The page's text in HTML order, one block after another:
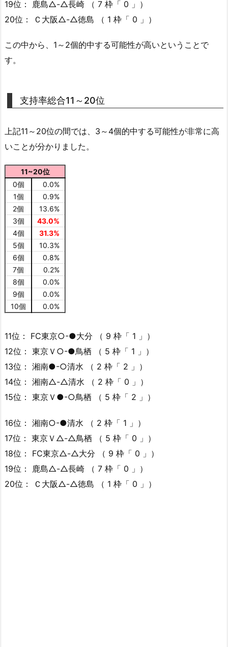
19位： 鹿島△-△長崎 （ 7 枠「 0 」）
20位： Ｃ大阪△-△徳島 （ 1 枠「 0 」）
この中から、1～2個的中する可能性が高いということで
す。
支持率総合11～20位
上記11～20位の間では、3～4個的中する可能性が非常に高
いことが分かりました。
11~20位
0個
0.0%
1個
0.9%
2個
13.6%
3個
43.0%
4個
31.3%
5個
10.3%
6個
0.8%
7個
0.2%
8個
0.0%
9個
0.0%
10個
0.0%
11位： FC東京○-●大分 （ 9 枠「 1 」）
12位： 東京Ｖ○-●鳥栖 （ 5 枠「 1 」）
13位： 湘南●-○清水 （ 2 枠「 2 」）
14位： 湘南△-△清水 （ 2 枠「 0 」）
15位： 東京Ｖ●-○鳥栖 （ 5 枠「 2 」）
16位： 湘南○-●清水 （ 2 枠「 1 」）
17位： 東京Ｖ△-△鳥栖 （ 5 枠「 0 」）
18位： FC東京△-△大分 （ 9 枠「 0 」）
19位： 鹿島△-△長崎 （ 7 枠「 0 」）
20位： Ｃ大阪△-△徳島 （ 1 枠「 0 」）